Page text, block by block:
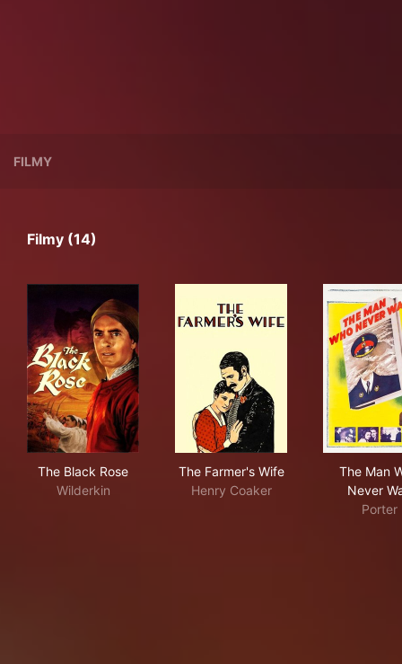
FILMY
Filmy (14)
The Black Rose
Wilderkin
The Farmer's Wife
Henry Coaker
The Man
Never
Porter